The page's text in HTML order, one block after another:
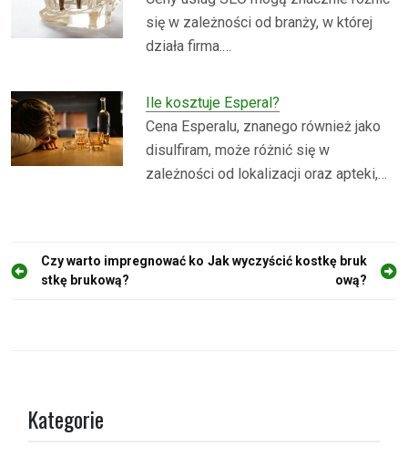
się w zależności od branży, w której
działa firma.…
Ile kosztuje Esperal?
Cena Esperalu, znanego również jako
disulfiram, może różnić się w
zależności od lokalizacji oraz apteki,…
N
Czy warto impregnować ko
stkę brukową?
Jak wyczyścić kostkę bruk
ową?
Kategorie